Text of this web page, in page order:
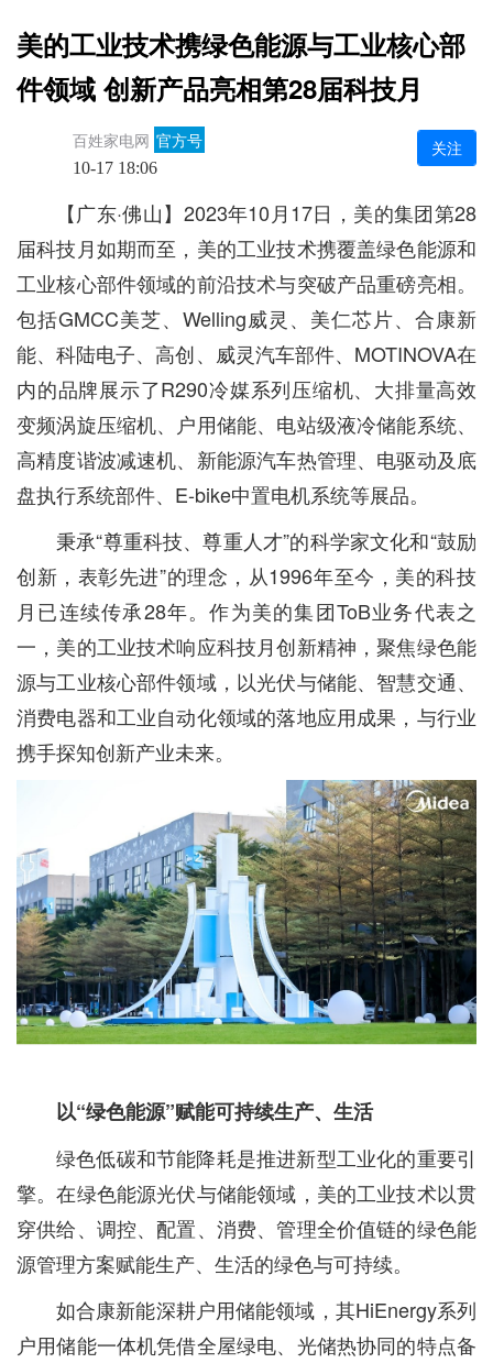
美的工业技术携绿色能源与工业核心部
件领域 创新产品亮相第28届科技月
百姓家电网 官方号
10-17 18:06
关注
【广东·佛山】2023年10月17日，美的集团第28
届科技月如期而至，美的工业技术携覆盖绿色能源和
工业核心部件领域的前沿技术与突破产品重磅亮相。
包括GMCC美芝、Welling威灵、美仁芯片、合康新
能、科陆电子、高创、威灵汽车部件、MOTINOVA在
内的品牌展示了R290冷媒系列压缩机、大排量高效
变频涡旋压缩机、户用储能、电站级液冷储能系统、
高精度谐波减速机、新能源汽车热管理、电驱动及底
盘执行系统部件、E-bike中置电机系统等展品。
秉承“尊重科技、尊重人才”的科学家文化和“鼓励
创新，表彰先进”的理念，从1996年至今，美的科技
月已连续传承28年。作为美的集团ToB业务代表之
一，美的工业技术响应科技月创新精神，聚焦绿色能
源与工业核心部件领域，以光伏与储能、智慧交通、
消费电器和工业自动化领域的落地应用成果，与行业
携手探知创新产业未来。
以“绿色能源”赋能可持续生产、生活
绿色低碳和节能降耗是推进新型工业化的重要引
擎。在绿色能源光伏与储能领域，美的工业技术以贯
穿供给、调控、配置、消费、管理全价值链的绿色能
源管理方案赋能生产、生活的绿色与可持续。
如合康新能深耕户用储能领域，其HiEnergy系列
户用储能一体机凭借全屋绿电、光储热协同的特点备